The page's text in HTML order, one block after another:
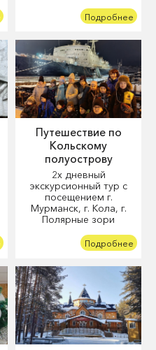
Подробнее
Путешествие по
Кольскому
полуострову
2х дневный
экскурсионный тур с
посещением г.
Мурманск, г. Кола, г.
Полярные зори
Подробнее